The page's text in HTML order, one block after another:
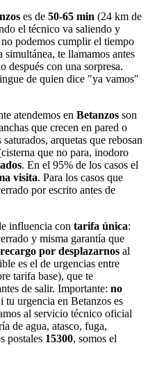
es de 50-65 min (24 km de
el técnico va saliendo y
podemos cumplir el tiempo
te llamamos antes
después con una sorpresa.
de quien dice "ya vamos"
atendemos en Betanzos son
que crecen en pared o
saturados, arquetas que rebosan
que no para, inodoro
. En el 95% de los casos el
visita. Para los casos que
por escrito antes de
influencia con tarifa única:
y misma garantía que
por desplazarnos al
es el de urgencias entre
tarifa base), que te
de salir. Importante: no
tu urgencia en Betanzos es
al servicio técnico oficial
de agua, atasco, fuga,
postales 15300, somos el